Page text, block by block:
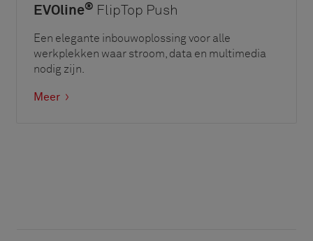
EVOline® FlipTop Push
Een elegante inbouwoplossing voor alle
werkplekken waar stroom, data en multimedia
nodig zijn.
Meer